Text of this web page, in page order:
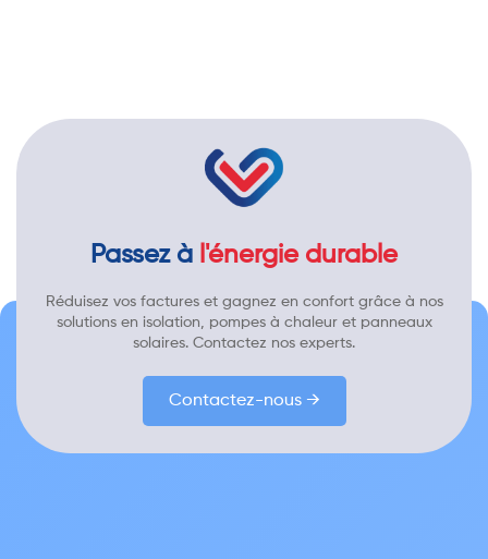
Passez à l'énergie durable
Réduisez vos factures et gagnez en confort grâce à nos
solutions en isolation, pompes à chaleur et panneaux
solaires. Contactez nos experts.
Contactez-nous →